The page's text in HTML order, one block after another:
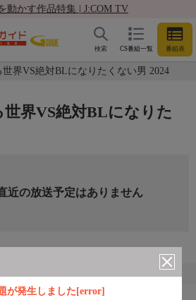
動かす作品特集 | J:COM TV
CS番組一覧 番組表
検索
界VS絶対BLになりたくない男 2024
が発生しました[error]
界VS絶対BLになりた
近の放送予定はありません